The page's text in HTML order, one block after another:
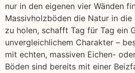
nur in den eigenen vier Wänden
Massivholzböden die Natur in die
zu holen, schafft Tag für Tag ein
unvergleichlichem Charakter –
mit echten, massiven Eichen-
Böden sind bereits mit einer